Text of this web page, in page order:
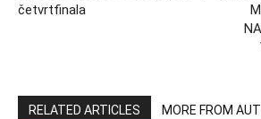
četvrtfinala
RELATED ARTICLES MORE FROM